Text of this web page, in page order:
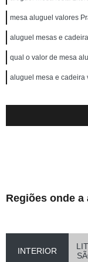
mesa aluguel valores
aluguel mesas e
qual o valor de mesa
aluguel mesa e cadeira
Regiões onde a
INTERIOR